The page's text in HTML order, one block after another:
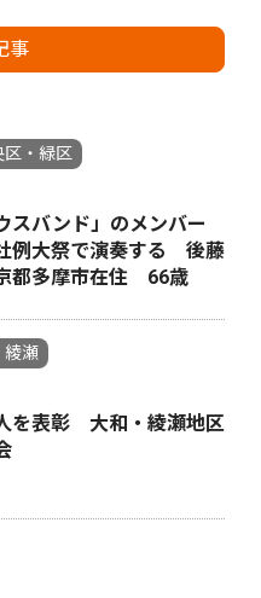
事
区・緑区
スバンド」のメンバー
例大祭で演奏する 後藤
都多摩市在住 66歳
綾瀬
を表彰 大和・綾瀬地区